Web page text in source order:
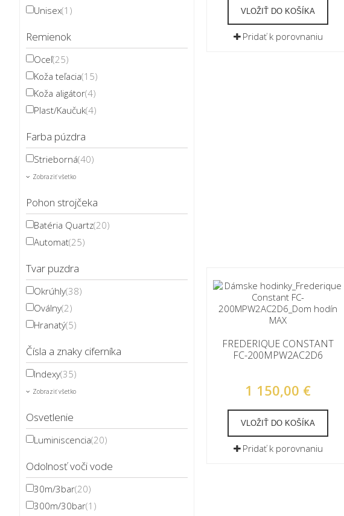
Unisex(1)
Remienok
Oceľ(25)
Koža teľacia(15)
Koža aligátor(4)
Plast/Kaučuk(4)
Farba púzdra
Strieborná(40)
Zobraziť všetko
Pohon strojčeka
Batéria Quartz(20)
Automat(25)
Tvar puzdra
Okrúhly(38)
Oválny(2)
Hranatý(5)
Čísla a znaky ciferníka
Indexy(35)
Zobraziť všetko
Osvetlenie
Luminiscencia(20)
Odolnosť voči vode
30m/3bar(20)
300m/30bar(1)
VLOŽIŤ DO KOŠÍKA
Pridať k porovnaniu
FREDERIQUE CONSTANT
FC-200MPW2AC2D6
1 150,00 €
VLOŽIŤ DO KOŠÍKA
Pridať k porovnaniu